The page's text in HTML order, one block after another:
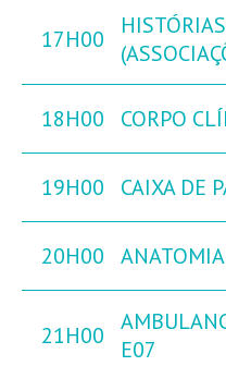
17H00
18H00 CORPO
19H00 CAIXA DE
20H00
21H00
E07